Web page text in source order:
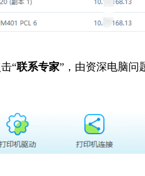
“联系专家”，由资深电脑问